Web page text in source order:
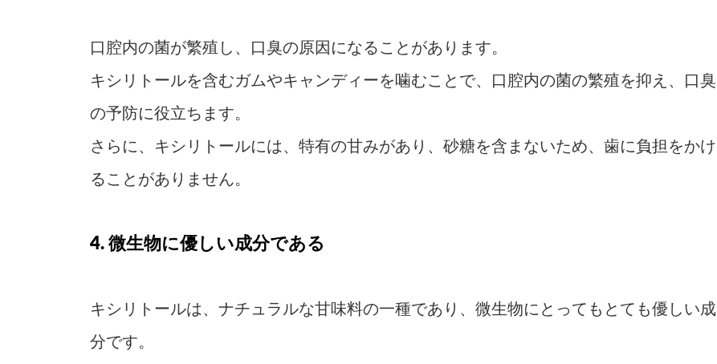
口腔内の菌が繁殖し、口臭の原因になることがあります。
キシリトールを含むガムやキャンディーを噛むことで、口腔内の菌の繁殖を抑え、口臭
の予防に役立ちます。
さらに、キシリトールには、特有の甘みがあり、砂糖を含まないため、歯に負担をかけ
ることがありません。
4. 微生物に優しい成分である
キシリトールは、ナチュラルな甘味料の一種であり、微生物にとってもとても優しい成
分です。